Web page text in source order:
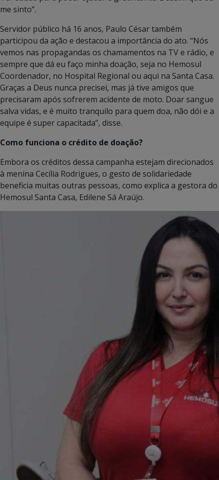
me sinto”.
Servidor público há 16 anos, Paulo César também
participou da ação e destacou a importância do ato. “Nós
vemos nas propagandas os chamamentos na TV e rádio, e
sempre que dá eu faço minha doação, seja no Hemosul
Coordenador, no Hospital Regional ou aqui na Santa Casa.
Graças a Deus nunca precisei, mas já tive amigos que
precisaram após sofrerem acidente de moto. Doar sangue
salva vidas, e é muito tranquilo para quem doa, não dói e a
equipe é super capacitada”, disse.
Como funciona o crédito de doação?
Embora os créditos dessa campanha estejam direcionados
à menina Cecília Rodrigues, o gesto de solidariedade
beneficia muitas outras pessoas, como explica a gestora do
Hemosul Santa Casa, Edilene Sá Araújo.